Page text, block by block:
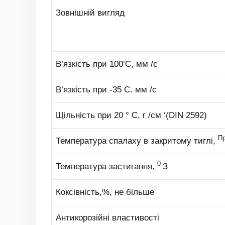
Зовнішній вигляд
В’язкість при 100’C, мм /с
В’язкість при -35 С. мм /с
Щільність при 20 ° C, г /см ‘(DIN 2592)
Температура спалаху в закритому тиглі,
Температура застигання, 0 З
Коксівність,%, не більше
Антикорозійні властивості